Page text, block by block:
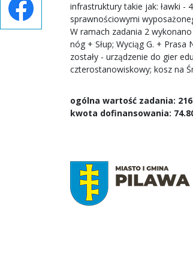
infrastruktury takie jak: ławki -
sprawnościowymi
W ramach zadania 2
nóg + Słup; Wyciąg G. +
zostały - urządzenie do gier
czterostanowiskowy; kosz na
ogólna wartość zadania:
kwota dofinansowania: